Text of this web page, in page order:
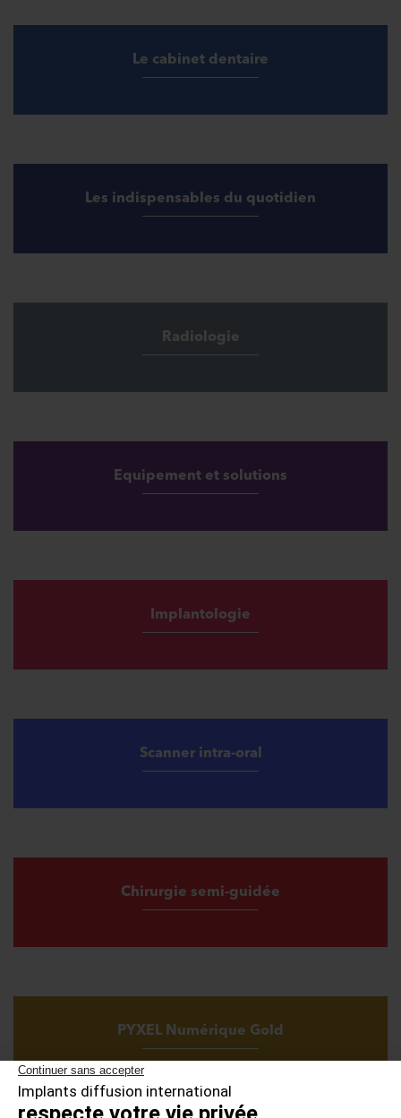
Le cabinet dentaire
Les indispensables du quotidien
Radiologie
Equipement et solutions
Implantologie
Scanner intra-oral
Chirurgie semi-guidée
PYXEL Numérique Gold